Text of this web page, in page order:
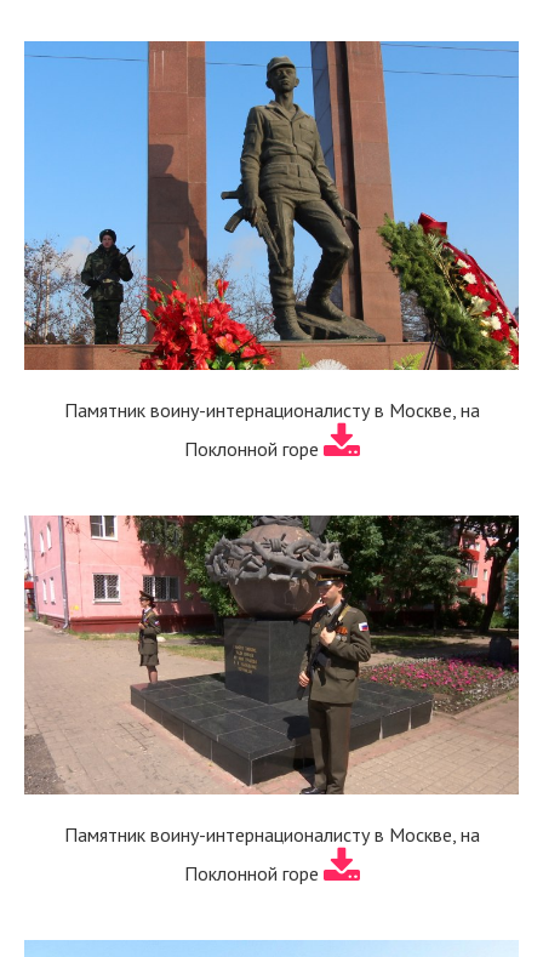
Памятник воину-интернационалисту в Москве, на
Поклонной горе
Памятник воину-интернационалисту в Москве, на
Поклонной горе